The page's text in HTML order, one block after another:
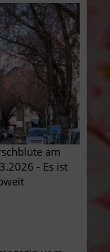
am
- Es ist